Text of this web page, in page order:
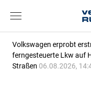
Volkswagen erprobt
ferngesteuerte Lkw auf
Straßen 06.08.2026,